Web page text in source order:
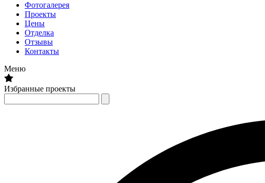
Фотогалерея
Проекты
Цены
Отделка
Отзывы
Контакты
Меню
Избранные проекты